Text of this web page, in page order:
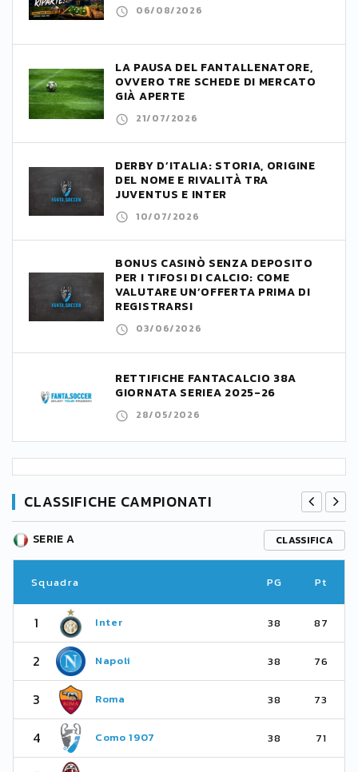
06/08/2026
LA PAUSA DEL FANTALLENATORE,
OVVERO TRE SCHEDE DI MERCATO
GIÀ APERTE
21/07/2026
DERBY D’ITALIA: STORIA, ORIGINE
DEL NOME E RIVALITÀ TRA
JUVENTUS E INTER
10/07/2026
BONUS CASINÒ SENZA DEPOSITO
PER I TIFOSI DI CALCIO: COME
VALUTARE UN’OFFERTA PRIMA DI
REGISTRARSI
03/06/2026
RETTIFICHE FANTACALCIO 38A
GIORNATA SERIEA 2025-26
28/05/2026
CLASSIFICHE CAMPIONATI
SERIE A CLASSIFICA
Squadra PG Pt
1 Inter 38 87
2 Napoli 38 76
3 Roma 38 73
4 Como 1907 38 71